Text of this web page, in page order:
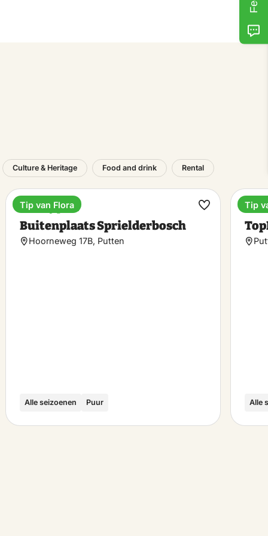
Culture & Heritage Food and drink Rental
Holiday park
Buitenplaats Sprielderbosch
Hoorneweg 17B, Putten
Alle seizoenen Puur
Tip van Flora
Make
Alle
Tip